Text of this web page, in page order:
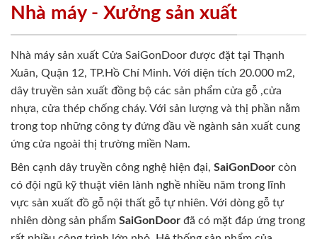
Nhà máy - Xưởng sản xuất
Nhà máy sản xuất Cửa SaiGonDoor được đặt tại Thạnh
Xuân, Quận 12, TP.Hồ Chí Minh. Với diện tích 20.000 m2,
dây truyền sản xuất đồng bộ các sản phẩm cửa gỗ ,cửa
nhựa, cửa thép chống cháy. Với sản lượng và thị phần nằm
trong top những công ty đứng đầu về ngành sản xuất cung
ứng cửa ngoài thị trường miền Nam.
Bên cạnh dây truyền công nghệ hiện đại, SaiGonDoor còn
có đội ngũ kỹ thuật viên lành nghề nhiều năm trong lĩnh
vực sản xuất đồ gỗ nội thất gỗ tự nhiên. Với dòng gỗ tự
nhiên dòng sản phẩm SaiGonDoor đã có mặt đáp ứng trong